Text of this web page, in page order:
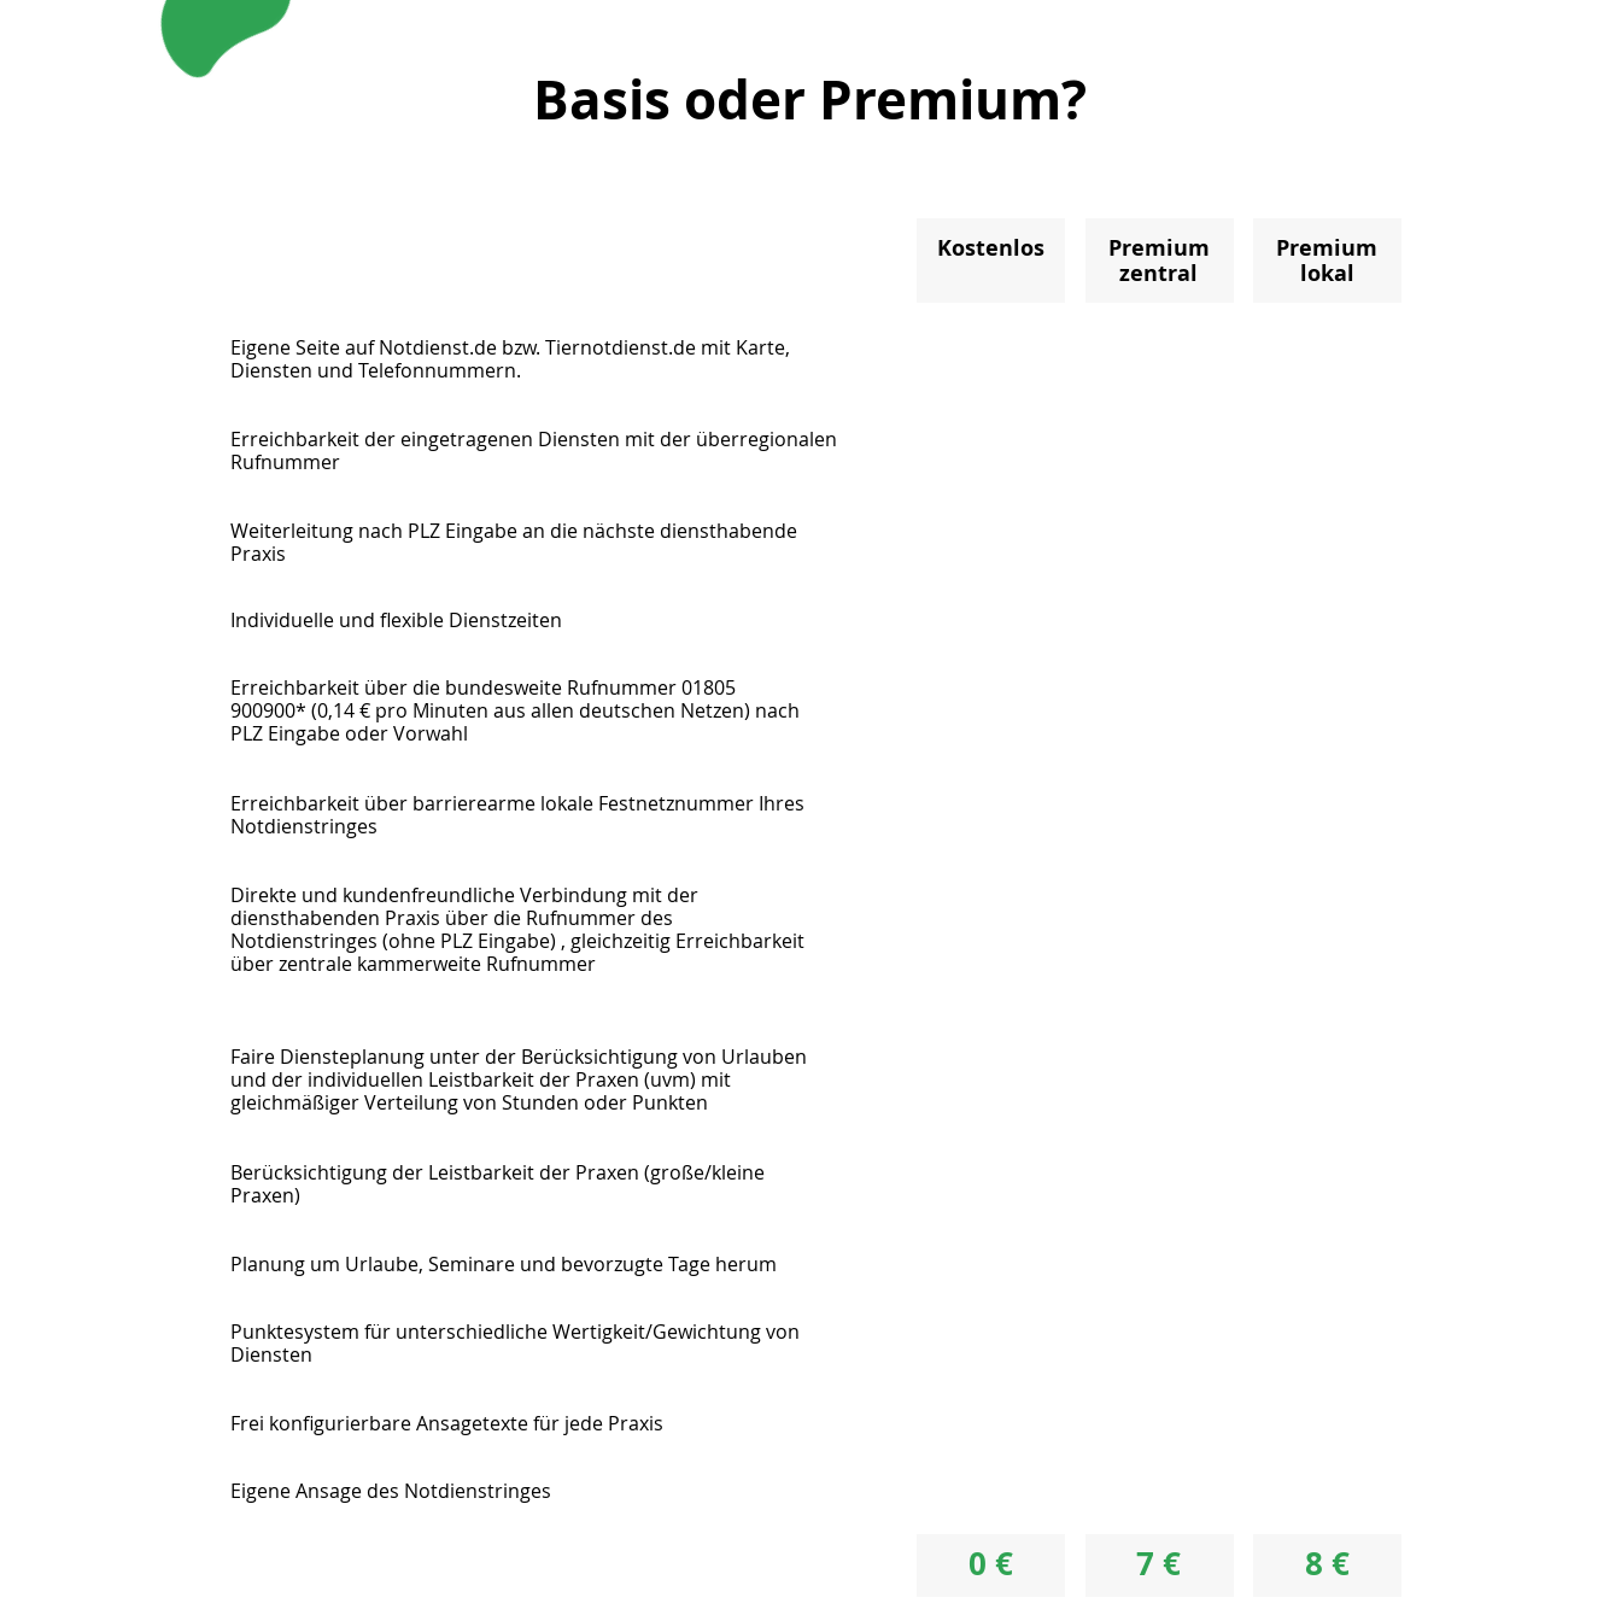
Basis oder Premium?
Kostenlos
Premium
zentral
Premium
lokal
Eigene Seite auf Notdienst.de bzw. Tiernotdienst.de mit Karte,
Diensten und Telefonnummern.
Erreichbarkeit der eingetragenen Diensten mit der überregionalen
Rufnummer
Weiterleitung nach PLZ Eingabe an die nächste diensthabende
Praxis
Individuelle und flexible Dienstzeiten
Erreichbarkeit über die bundesweite Rufnummer 01805
900900* (0,14 € pro Minuten aus allen deutschen Netzen) nach
PLZ Eingabe oder Vorwahl
Erreichbarkeit über barrierearme lokale Festnetznummer Ihres
Notdienstringes
Direkte und kundenfreundliche Verbindung mit der
diensthabenden Praxis über die Rufnummer des
Notdienstringes (ohne PLZ Eingabe) , gleichzeitig Erreichbarkeit
über zentrale kammerweite Rufnummer
Faire Diensteplanung unter der Berücksichtigung von Urlauben
und der individuellen Leistbarkeit der Praxen (uvm) mit
gleichmäßiger Verteilung von Stunden oder Punkten
Berücksichtigung der Leistbarkeit der Praxen (große/kleine
Praxen)
Planung um Urlaube, Seminare und bevorzugte Tage herum
Punktesystem für unterschiedliche Wertigkeit/Gewichtung von
Diensten
Frei konfigurierbare Ansagetexte für jede Praxis
Eigene Ansage des Notdienstringes
0 € 7 € 8 €